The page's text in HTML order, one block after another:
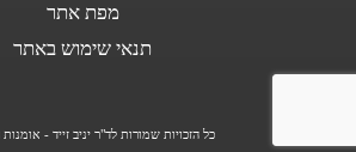
מפת אתר
תנאי שימוש באתר
כל הזכויות שמורות לד"ר יניב זייד -